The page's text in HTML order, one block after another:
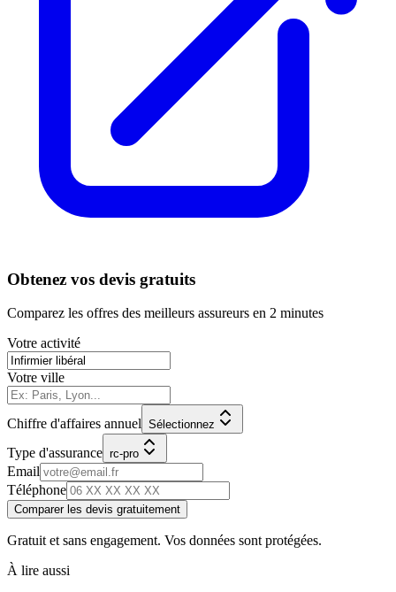
Obtenez vos devis gratuits
Comparez les offres des meilleurs assureurs en 2 minutes
Votre activité
Votre ville
Chiffre d'affaires annuel Sélectionnez
Type d'assurance rc-pro
Email
Téléphone
Comparer les devis gratuitement
Gratuit et sans engagement. Vos données sont protégées.
À lire aussi